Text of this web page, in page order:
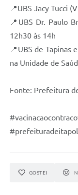
Notícias
Turismo
Galeria de Vídeos
Links
Telefones Úteis
Transparência
Enquete
📍UBS Jacy Tucci
📍UBS Dr. Paulo
12h30 às 14h
📍UBS de Tapinas
na Unidade de
Fonte: Prefeitura
GOSTEI